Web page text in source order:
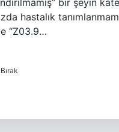
bir şeyin
hastalık
“Z03.9…